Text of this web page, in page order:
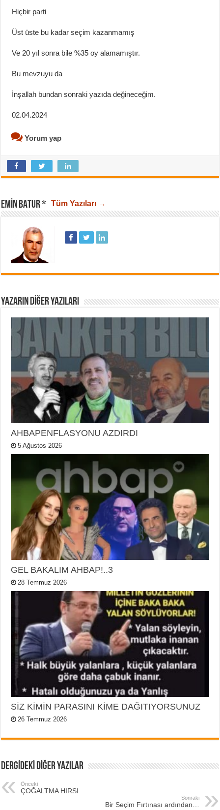
Hiçbir parti
Üst üste bu kadar seçim kazanmamış
Ve 20 yıl sonra bile %35 oy alamamıştır.
Bu mevzuyu da
İnşallah bundan sonraki yazıda değineceğim.
02.04.2024
Yorum yap
EMIN BATUR * Tüm Yazıları →
YAZARIN DIĞER YAZILARI
AHBAPENFLASYONU AZDIRDI
5 Ağustos 2026
GEL BAKALIM AHBAP!..3
28 Temmuz 2026
SİZ KİMİN PARASINI KİME DAĞITIYORSUNUZ
26 Temmuz 2026
DERGİDEKİ DİĞER YAZILAR
Önceki
ÇOĞALTMA HIRSI
Sonraki
Bir Seçim Fırtınası ardından…